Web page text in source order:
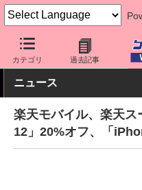
カテゴリ 過去記事
ケータイ Watch キャリア
ニュース
楽天モバイル、楽天
12」20%オフ、「